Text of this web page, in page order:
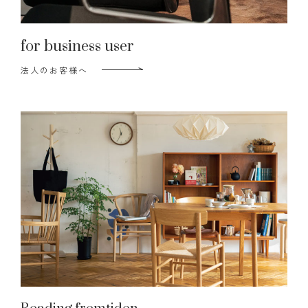
for business user
法人のお客様へ